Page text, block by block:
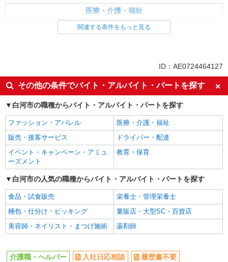
医療・介護・福祉
週2～3日勤務OK
深夜
交通費支給
社会保険あり
関連する条件をもっと見る
ID：AE0724464127
その他の条件でバイト・アルバイト・パートを探す
白河市の職種からバイト・アルバイト・パートを探す
ファッション・アパレル
医療・介護・福祉
販売・接客サービス
ドライバー・配達
イベント・キャンペーン・アミュ
ーズメント
教育・保育
白河市の人気の職種からバイト・アルバイト・パートを探す
食品・試食販売
栄養士・管理栄養士
梱包・仕分け・ピッキング
量販店・大型SC・百貨店
美容師・ネイリスト・まつげ施術
薬剤師
介護職・ヘルパー 入社日応相談
履歴書不要